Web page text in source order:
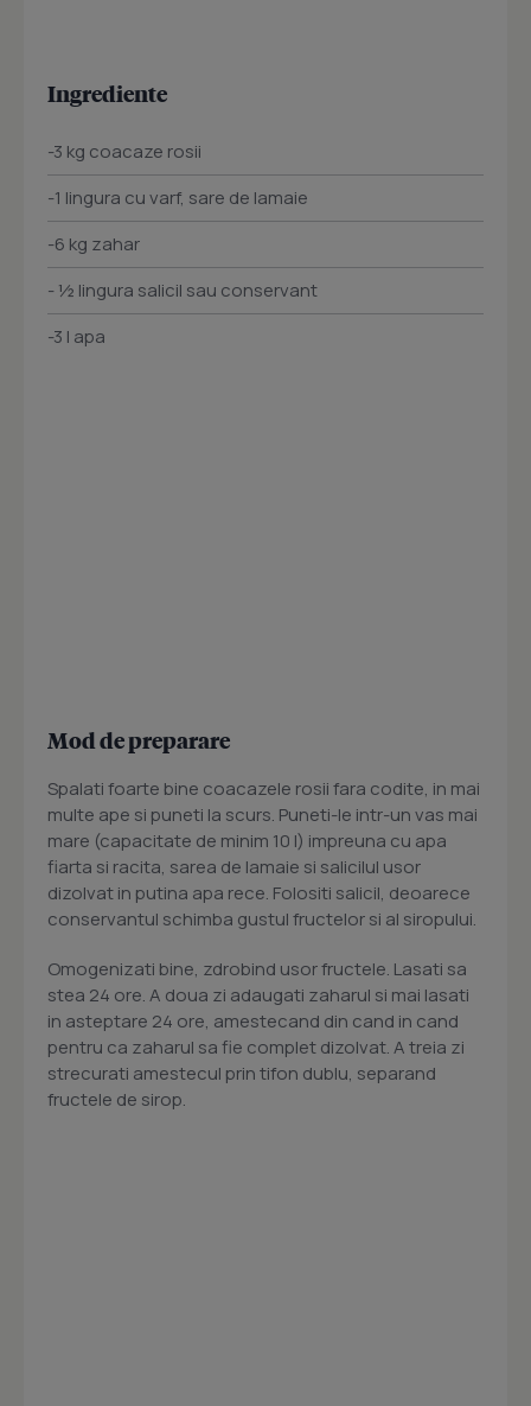
Ingrediente
-3 kg coacaze rosii
-1 lingura cu varf, sare de lamaie
-6 kg zahar
- ½ lingura salicil sau conservant
-3 l apa
Mod de preparare
Spalati foarte bine coacazele rosii fara codite, in mai
multe ape si puneti la scurs. Puneti-le intr-un vas mai
mare (capacitate de minim 10 l) impreuna cu apa
fiarta si racita, sarea de lamaie si salicilul usor
dizolvat in putina apa rece. Folositi salicil, deoarece
conservantul schimba gustul fructelor si al siropului.
Omogenizati bine, zdrobind usor fructele. Lasati sa
stea 24 ore. A doua zi adaugati zaharul si mai lasati
in asteptare 24 ore, amestecand din cand in cand
pentru ca zaharul sa fie complet dizolvat. A treia zi
strecurati amestecul prin tifon dublu, separand
fructele de sirop.